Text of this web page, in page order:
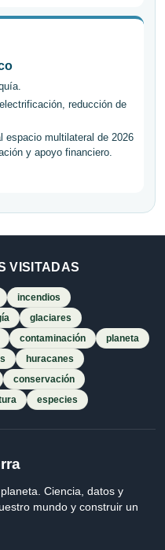
reducción de
espacio multilateral de 2026
y apoyo financiero.
VISITADAS
incendios
glaciares
contaminación
planeta
huracanes
conservación
especies
Ciencia, datos y
mundo y construir un